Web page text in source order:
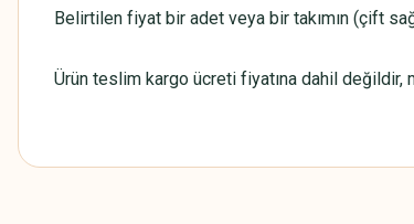
Belirtilen fiyat bir adet veya bir takımın (çift
Ürün teslim kargo ücreti fiyatına dahil